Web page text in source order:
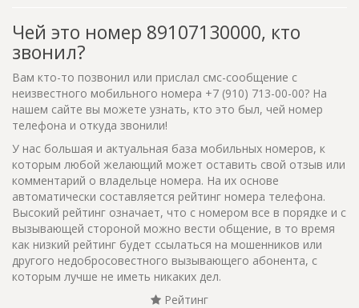
Чей это номер 89107130000, кто
звонил?
Вам кто-то позвонил или прислал смс-сообщение с
неизвестного мобильного номера +7 (910) 713-00-00? На
нашем сайте вы можете узнать, кто это был, чей номер
телефона и откуда звонили!
У нас большая и актуальная база мобильных номеров, к
которым любой желающий может оставить свой отзыв или
комментарий о владельце номера. На их основе
автоматически составляется рейтинг номера телефона.
Высокий рейтинг означает, что с номером все в порядке и с
вызывающей стороной можно вести общение, в то время
как низкий рейтинг будет ссылаться на мошенников или
другого недобросовестного вызывающего абонента, с
которым лучше не иметь никаких дел.
Рейтинг